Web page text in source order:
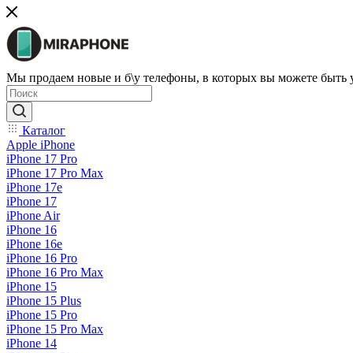
Мы продаем новые и б\у телефоны, в которых вы можете быть
Каталог
Apple iPhone
iPhone 17 Pro
iPhone 17 Pro Max
iPhone 17e
iPhone 17
iPhone Air
iPhone 16
iPhone 16e
iPhone 16 Pro
iPhone 16 Pro Max
iPhone 15
iPhone 15 Plus
iPhone 15 Pro
iPhone 15 Pro Max
iPhone 14